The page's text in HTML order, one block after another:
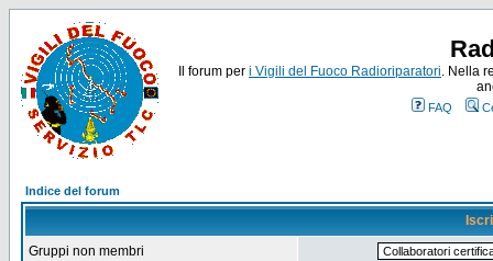
Il forum per i Vigili del Fuoco Radioriparatori. Nella
FAQ
Indice del forum
Gruppi non membri